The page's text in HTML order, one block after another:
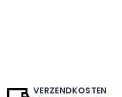
VERZENDKOSTEN